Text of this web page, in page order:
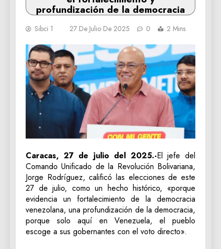
profundización de la democracia
Sibci 1 27 De Julio De 2025 0 2 Mins
Caracas, 27 de julio del 2025.-El jefe del
Comando Unificado de la Revolución Bolivariana,
Jorge Rodríguez, calificó las elecciones de este
27 de julio, como un hecho histórico, «porque
evidencia un fortalecimiento de la democracia
venezolana, una profundización de la democracia,
porque solo aquí en Venezuela, el pueblo
escoge a sus gobernantes con el voto directo».